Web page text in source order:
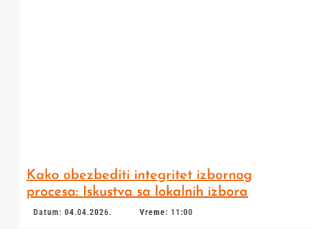
Kako obezbediti integritet izbornog
procesa: Iskustva sa lokalnih izbora
Datum: 04.04.2026. Vreme: 11:00